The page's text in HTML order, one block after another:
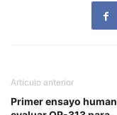
Artículo anterior
Primer ensayo